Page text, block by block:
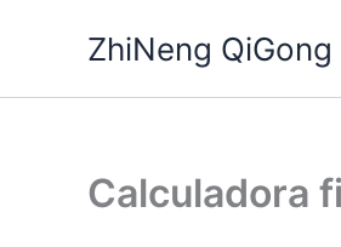
ZhiNeng
Calculadora